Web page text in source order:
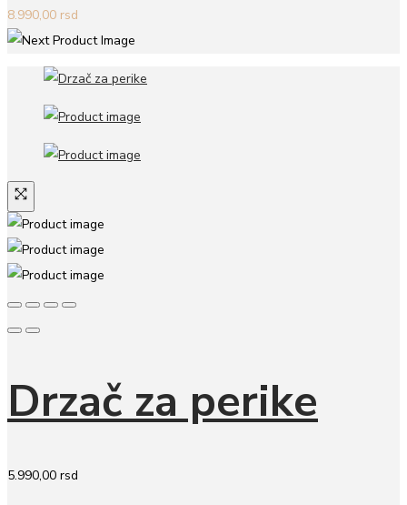
8.990,00 rsd
Drzač za perike
5.990,00 rsd